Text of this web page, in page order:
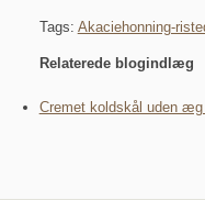
Tags: Akaciehonning-
Relaterede blogindlæg
Cremet koldskål uden